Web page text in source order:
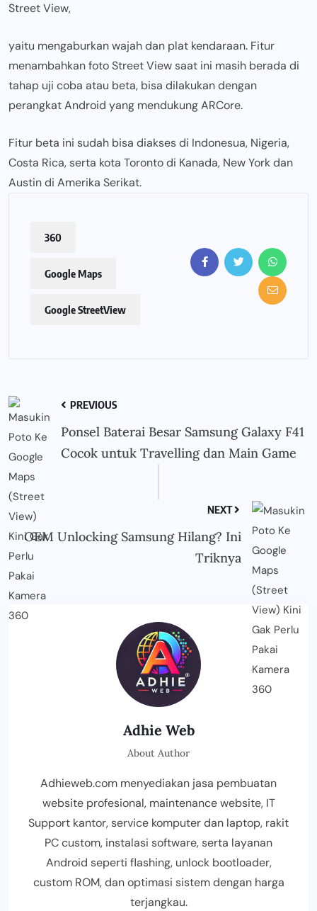
Street View,
yaitu mengaburkan wajah dan plat kendaraan. Fitur
menambahkan foto Street View saat ini masih berada di
tahap uji coba atau beta, bisa dilakukan dengan
perangkat Android yang mendukung ARCore.
Fitur beta ini sudah bisa diakses di Indonesua, Nigeria,
Costa Rica, serta kota Toronto di Kanada, New York dan
Austin di Amerika Serikat.
360
Google Maps
Google StreetView
PREVIOUS
Ponsel Baterai Besar Samsung Galaxy F41
Cocok untuk Travelling dan Main Game
NEXT
OEM Unlocking Samsung Hilang? Ini
Triknya
Adhie Web
About Author
Adhieweb.com menyediakan jasa pembuatan
website profesional, maintenance website, IT
Support kantor, service komputer dan laptop, rakit
PC custom, instalasi software, serta layanan
Android seperti flashing, unlock bootloader,
custom ROM, dan optimasi sistem dengan harga
terjangkau.